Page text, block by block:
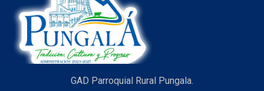
GAD Parroquial Rural Pungala.